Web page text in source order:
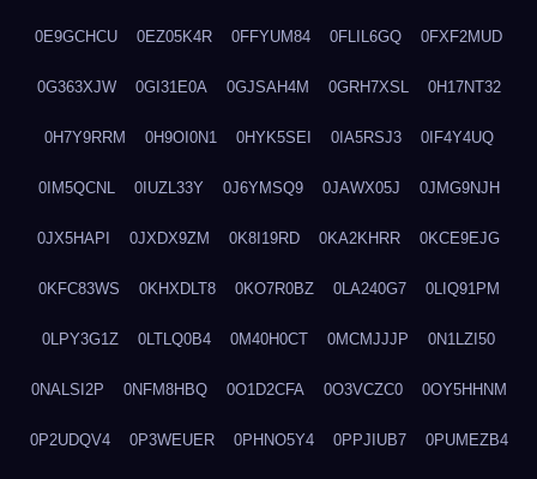
0E9GCHCU 0EZ05K4R 0FFYUM84 0FLIL6GQ 0FXF2MUD
0G363XJW 0GI31E0A 0GJSAH4M 0GRH7XSL 0H17NT32
0H7Y9RRM 0H9OI0N1 0HYK5SEI 0IA5RSJ3 0IF4Y4UQ
0IM5QCNL 0IUZL33Y 0J6YMSQ9 0JAWX05J 0JMG9NJH
0JX5HAPI 0JXDX9ZM 0K8I19RD 0KA2KHRR 0KCE9EJG
0KFC83WS 0KHXDLT8 0KO7R0BZ 0LA240G7 0LIQ91PM
0LPY3G1Z 0LTLQ0B4 0M40H0CT 0MCMJJJP 0N1LZI50
0NALSI2P 0NFM8HBQ 0O1D2CFA 0O3VCZC0 0OY5HHNM
0P2UDQV4 0P3WEUER 0PHNO5Y4 0PPJIUB7 0PUMEZB4